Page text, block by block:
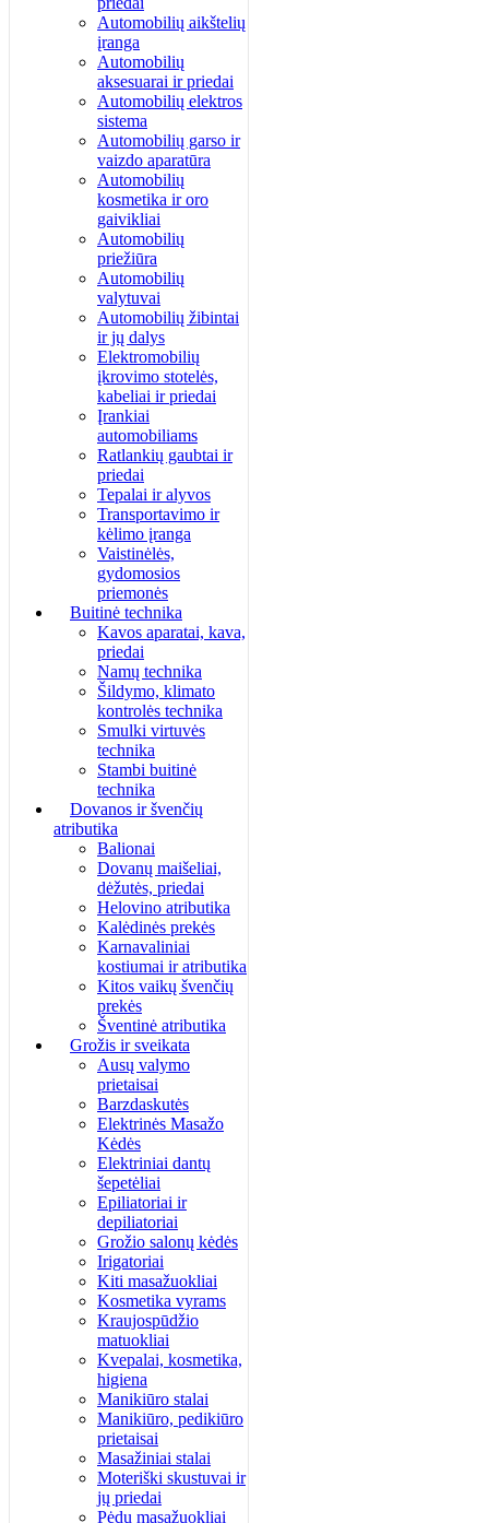
Automobilių aikštelių
įranga
Automobilių
aksesuarai ir priedai
Automobilių elektros
sistema
Automobilių garso ir
vaizdo aparatūra
Automobilių
kosmetika ir oro
gaivikliai
Automobilių
priežiūra
Automobilių
valytuvai
Automobilių žibintai
ir jų dalys
Elektromobilių
įkrovimo stotelės,
kabeliai ir priedai
Įrankiai
automobiliams
Ratlankių gaubtai ir
priedai
Tepalai ir alyvos
Transportavimo ir
kėlimo įranga
Vaistinėlės,
gydomosios
priemonės
Buitinė technika
Kavos aparatai, kava,
priedai
Namų technika
Šildymo, klimato
kontrolės technika
Smulki virtuvės
technika
Stambi buitinė
technika
Dovanos ir švenčių
atributika
Balionai
Dovanų maišeliai,
dėžutės, priedai
Helovino atributika
Kalėdinės prekės
Karnavaliniai
kostiumai ir atributika
Kitos vaikų švenčių
prekės
Šventinė atributika
Grožis ir sveikata
Ausų valymo
prietaisai
Barzdaskutės
Elektrinės Masažo
Kėdės
Elektriniai dantų
šepetėliai
Epiliatoriai ir
depiliatoriai
Grožio salonų kėdės
Irigatoriai
Kiti masažuokliai
Kosmetika vyrams
Kraujospūdžio
matuokliai
Kvepalai, kosmetika,
higiena
Manikiūro stalai
Manikiūro, pedikiūro
prietaisai
Masažiniai stalai
Moteriški skustuvai ir
jų priedai
Pėdų masažuokliai